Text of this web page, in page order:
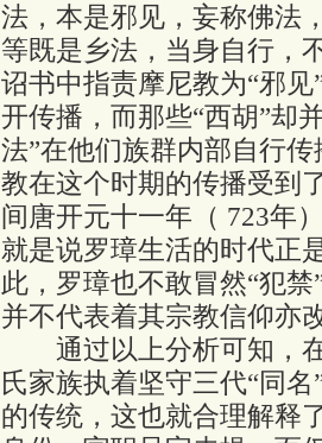
法，本是邪见，妄称佛法
等既是乡法，当身自行，
诏书中指责摩尼教为“邪
开传播，而那些“西胡”却
法”在他们族群内部自行
教在这个时期的传播受到
间唐开元十一年（ 723年
就是说罗璋生活的时代正
此，罗璋也不敢冒然“犯
并不代表着其宗教信仰亦
通过以上分析可知，在
氏家族执着坚守三代“同
的传统，这也就合理解释